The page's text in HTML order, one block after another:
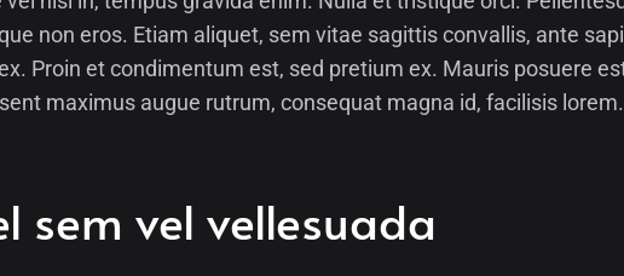
non eros. Etiam aliquet, sem vitae sagittis convallis, ante
Proin et condimentum est, sed pretium ex. Mauris posuere
maximus augue rutrum, consequat magna id, facilisis
sem vel vellesuada